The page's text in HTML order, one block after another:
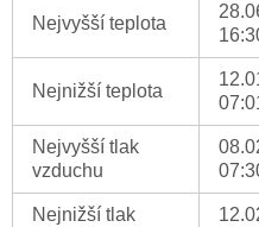
Nejvyšší teplota
Nejnižší teplota
Nejvyšší tlak
vzduchu
Nejnižší tlak